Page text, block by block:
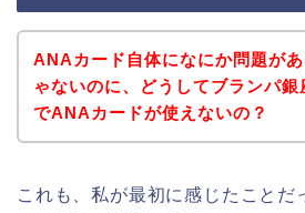
ANAカード自体になにか問題が
ゃないのに、どうしてブランパ銀
でANAカードが使えないの？
これも、私が最初に感じたことだ